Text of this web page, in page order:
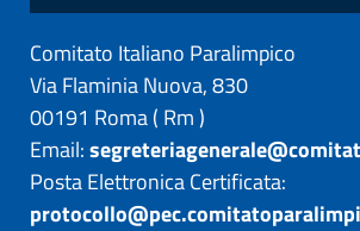
Comitato Italiano Paralimpico
Via Flaminia Nuova, 830
00191 Roma( Rm)
Email:
Posta Elettronica Certificata: